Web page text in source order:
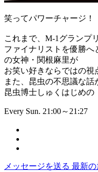
笑ってパワーチャージ！
これまで、M-1グランプ
ファイナリストを優勝へ
の女神・関根麻里が
お笑い好きならではの視
また、昆虫の不思議な話
昆虫博士しゅくはじめの
Every Sun. 21:00～21:27
メッセージを送る 最新の